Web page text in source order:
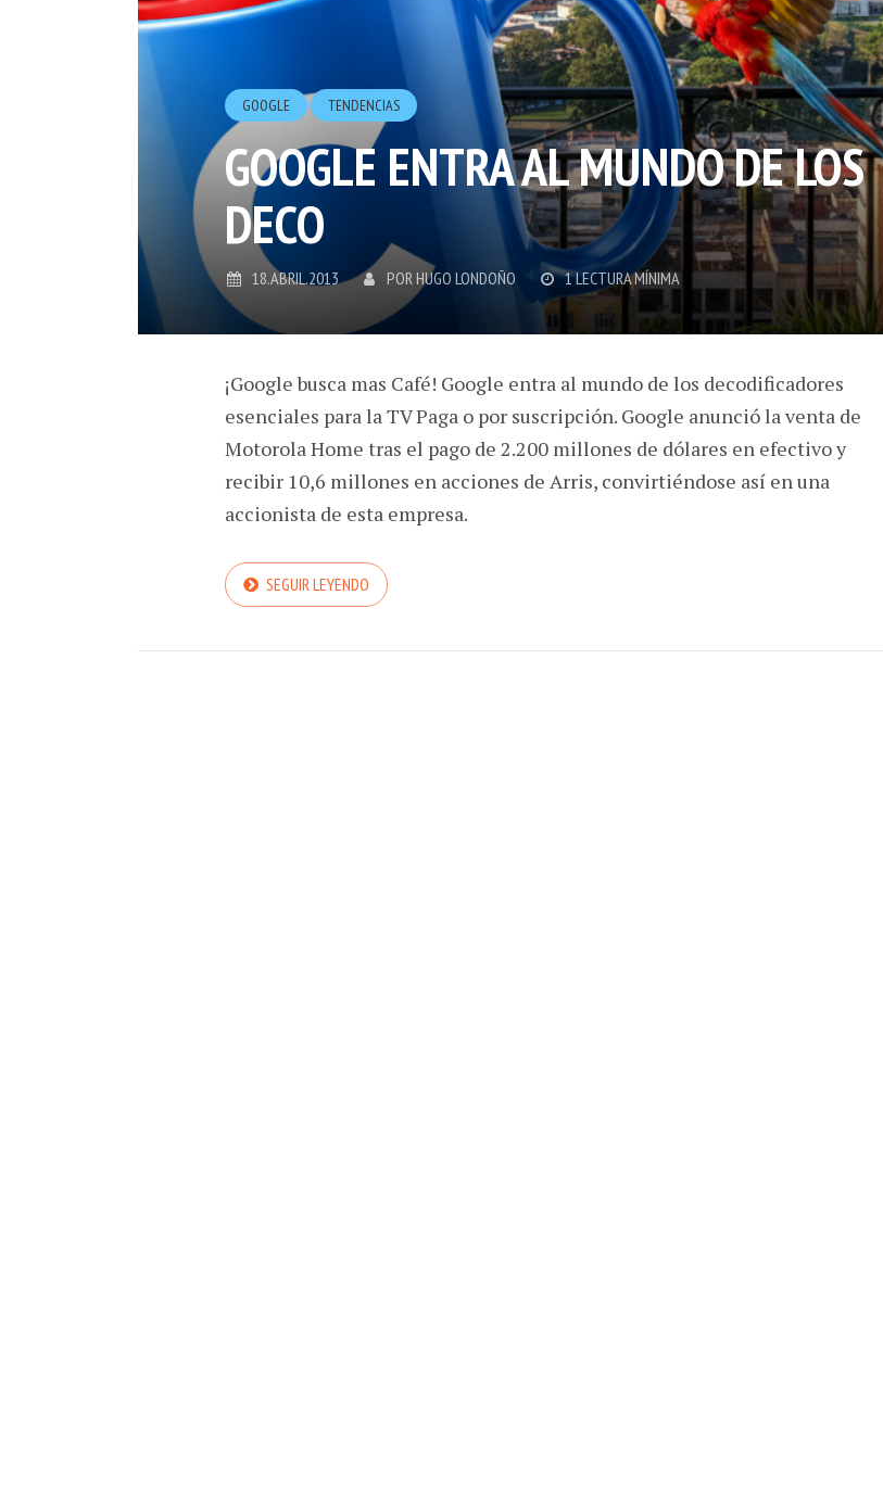
GOOGLE TENDENCIAS
GOOGLE ENTRA AL MUNDO DE LOS
DECO
18.ABRIL.2013 POR HUGO LONDOÑO 1 LECTURA MÍNIMA
¡Google busca mas Café! Google entra al mundo de los decodificadores
esenciales para la TV Paga o por suscripción. Google anunció la venta de
Motorola Home tras el pago de 2.200 millones de dólares en efectivo y
recibir 10,6 millones en acciones de Arris, convirtiéndose así en una
accionista de esta empresa.
SEGUIR LEYENDO